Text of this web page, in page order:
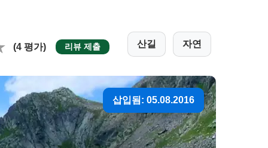
(4 평가) 리뷰 제출 산길 자연
삽입됨: 05.08.2016